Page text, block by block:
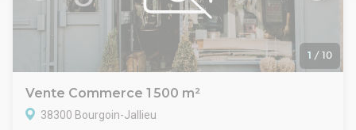
honoraires.
Les informations sur les risques auxquels ce bien est exposé
sont disponibles sur le site Géorisques : www. georisques.
Réseau Immobilier CAPIFRANCE - Votre agent commercial
(RSAC N°480 072 594 - Greffe de LYON) Eric FIORITO
1 / 10
Vente Commerce 1 500 m²
38300 Bourgoin-Jallieu